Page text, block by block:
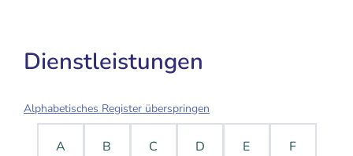
Dienstleistungen
Alphabetisches Register überspringen
A B C D E F